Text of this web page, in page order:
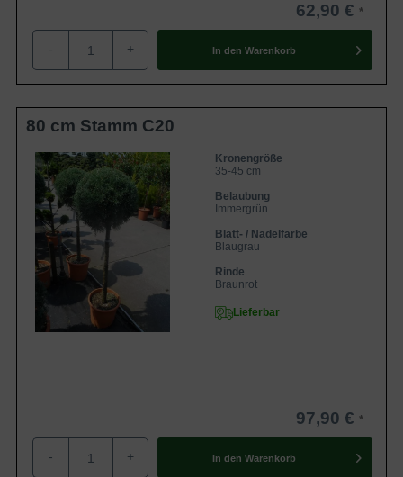
62,90 €
- + In den Warenkorb
80 cm Stamm C20
Kronengröße
35-45 cm
Belaubung
Immergrün
Blatt- / Nadelfarbe
Blaugrau
Rinde
Braunrot
Lieferbar
97,90 €
- + In den Warenkorb